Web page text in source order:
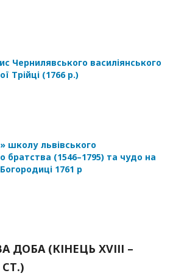
Чернилявського василіянського
Трійці (1766 р.)
школу львівського
братства (1546–1795) та чудо на
1761 р
ДОБА (КІНЕЦЬ ХVІІІ –